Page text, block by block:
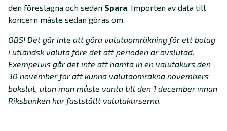
den föreslagna och sedan Spara. Importen av data till
koncern måste sedan göras om.
OBS! Det går inte att göra valutaomräkning för ett bolag
i utländsk valuta före det att perioden är avslutad.
Exempelvis går det inte att hämta in en valutakurs den
30 november för att kunna valutaomräkna novembers
bokslut, utan man måste vänta till den 1 december innan
Riksbanken har fastställt valutakurserna.